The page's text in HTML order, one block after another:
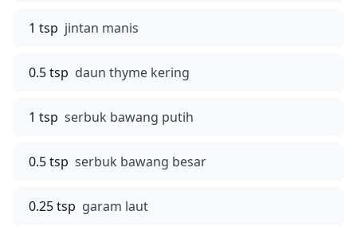
1 tsp jintan manis
0.5 tsp daun thyme kering
1 tsp serbuk bawang putih
0.5 tsp serbuk bawang besar
0.25 tsp garam laut